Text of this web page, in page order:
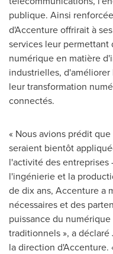
publique. Ainsi
d'Accenture offrirait à
services leur permettant
numérique en matière
industrielles,
leur transformation
connectés.
« Nous avions prédit
seraient bientôt
l'activité des entreprises
l'ingénierie et la
de dix ans, Accenture a
nécessaires et des
puissance du
traditionnels », a déclaré
la direction d'Accenture.